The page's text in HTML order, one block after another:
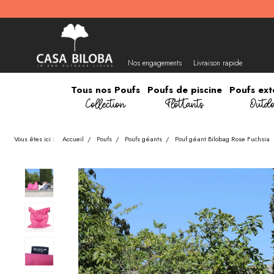
Nos engagements Livraison rapide
Tous nos Poufs
Collection Poufs de piscine
Flottants Poufs
Vous êtes ici : Accueil / Poufs / Poufs géants / Pouf géant Bilobag Rose Fuchsia